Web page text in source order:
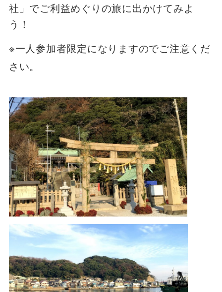
社」でご利益めぐりの旅に出かけてみよ
う！
※一人参加者限定になりますのでご注意くだ
さい。